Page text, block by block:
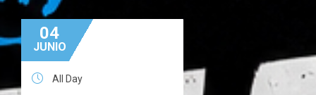
04
JUNIO
 All Day